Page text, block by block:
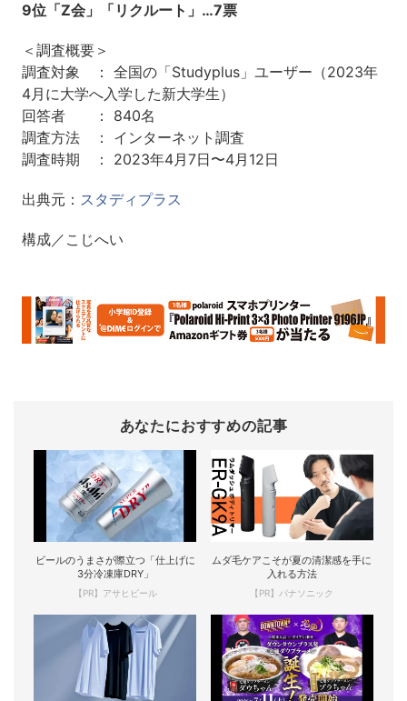
9位「Z会」「リクルート」…7票
＜調査概要＞
調査対象 ： 全国の「Studyplus」ユーザー（2023年
4月に大学へ入学した新大学生）
回答者 ： 840名
調査方法 ： インターネット調査
調査時期 ： 2023年4月7日〜4月12日
出典元： スタディプラス
構成／こじへい
あなたにおすすめの記事
ビールのうまさが際立つ「仕上げに
3分冷凍庫DRY」
【PR】アサヒビール
ムダ毛ケアこそが夏の清潔感を手に
入れる方法
【PR】パナソニック